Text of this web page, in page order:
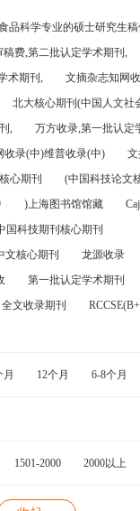
品科学专业的硕士研究生
费,第二批认定学术期刊,
术期刊, 文摘杂志知网
北大核心期刊(中国人文社
,
万方收录,第一批认定
收录(中)维普收录(中)
心期刊 (中国科技论文
)上海图书馆馆藏
国科技期刊核心期刊
文核心期刊
龙源收录
第一批认定学术期刊
文收录期刊
月 12个月 6-8个月
1501-2000 2000以上